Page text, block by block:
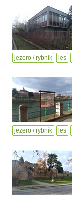
jezero / rybník les
jezero / rybník les